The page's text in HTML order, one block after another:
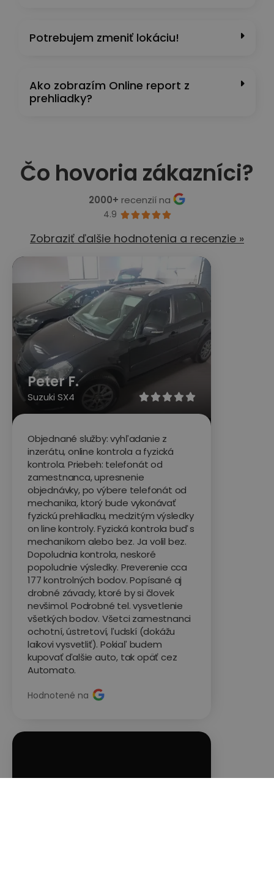
Potrebujem zmeniť lokáciu!
Ako zobrazím Online report z
prehliadky?
Čo hovoria zákazníci?
2000+ recenzií na
4.9 
Zobraziť ďalšie hodnotenia a recenzie »
    
Peter F.
Suzuki SX4
Objednané služby: vyhľadanie z
inzerátu, online kontrola a fyzická
kontrola. Priebeh: telefonát od
zamestnanca, upresnenie
objednávky, po výbere telefonát od
mechanika, ktorý bude vykonávať
fyzickú prehliadku, medzitým výsledky
on line kontroly. Fyzická kontrola buď s
mechanikom alebo bez. Ja volil bez.
Dopoludnia kontrola, neskoré
popoludnie výsledky. Preverenie cca
177 kontrolných bodov. Popísané aj
drobné závady, ktoré by si človek
nevšimol. Podrobné tel. vysvetlenie
všetkých bodov. Všetci zamestnanci
ochotní, ústretoví, ľudskí (dokážu
laikovi vysvetliť). Pokiaľ budem
kupovať ďalšie auto, tak opäť cez
Automato.
Hodnotené na